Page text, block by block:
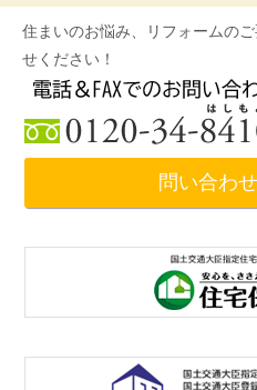
住まいのお悩み、リフォームの
せください！
問い合わ